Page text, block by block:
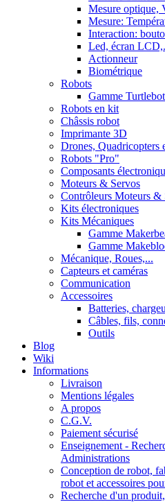
Mesure optique,
Mesure:
Interaction:
Led, écran
Actionneur
Biométrique
Robots
Gamme
Robots en kit
Châssis robot
Imprimante 3D
Drones, Quadricopters
Robots "Pro"
Composants
Moteurs & Servos
Contrôleurs Moteurs &
Kits électroniques
Kits Mécaniques
Gamme
Gamme
Mécanique, Roues,...
Capteurs et caméras
Communication
Accessoires
Batteries,
Câbles, fils,
Outils
Blog
Wiki
Informations
Livraison
Mentions légales
A propos
C.G.V.
Paiement sécurisé
Enseignement -
Administrations
Conception de robot,
robot et accessoires
Recherche d'un